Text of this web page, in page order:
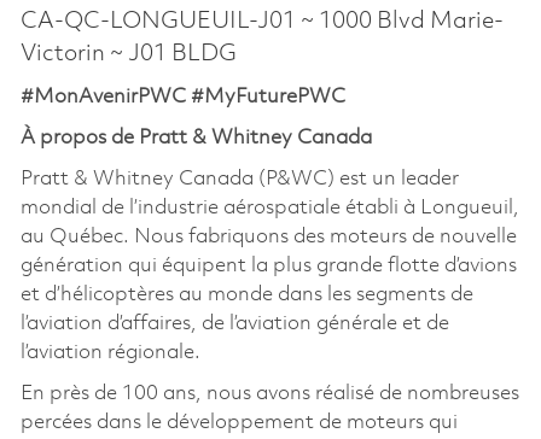
CA-QC-LONGUEUIL-J01 ~ 1000 Blvd Marie-
Victorin ~ J01 BLDG
#MonAvenirPWC #MyFuturePWC
À propos de Pratt & Whitney Canada
Pratt & Whitney Canada (P&WC) est un leader
mondial de l’industrie aérospatiale établi à Longueuil,
au Québec. Nous fabriquons des moteurs de nouvelle
génération qui équipent la plus grande flotte d’avions
et d’hélicoptères au monde dans les segments de
l’aviation d’affaires, de l’aviation générale et de
l’aviation régionale.
En près de 100 ans, nous avons réalisé de nombreuses
percées dans le développement de moteurs qui